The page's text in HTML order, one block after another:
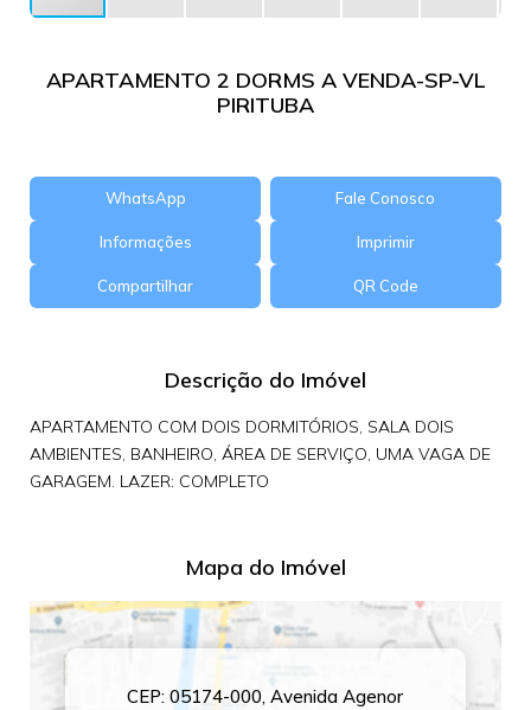
APARTAMENTO 2 DORMS A VENDA-SP-VL
PIRITUBA
WhatsApp Fale Conosco
Informações Imprimir
Compartilhar QR Code
Descrição do Imóvel
APARTAMENTO COM DOIS DORMITÓRIOS, SALA DOIS
AMBIENTES, BANHEIRO, ÁREA DE SERVIÇO, UMA VAGA DE
GARAGEM. LAZER: COMPLETO
Mapa do Imóvel
CEP: 05174-000,Avenida Agenor